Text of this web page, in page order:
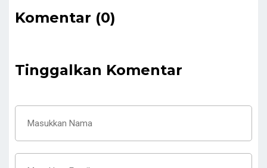
Komentar (0)
Tinggalkan Komentar